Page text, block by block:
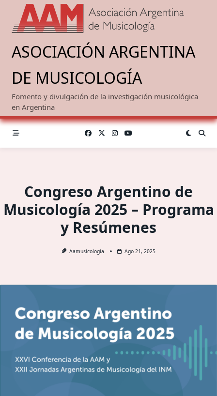
contenido
ASOCIACIÓN ARGENTINA
DE MUSICOLOGÍA
Fomento y divulgación de la investigación musicológica
en Argentina
Congreso Argentino de
Musicología 2025 – Programa
y Resúmenes
Aamusicologia Ago 21, 2025